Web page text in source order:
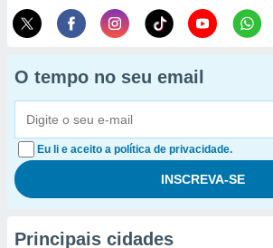
O tempo no seu email
Eu li e aceito a política de privacidade.
Principais cidades